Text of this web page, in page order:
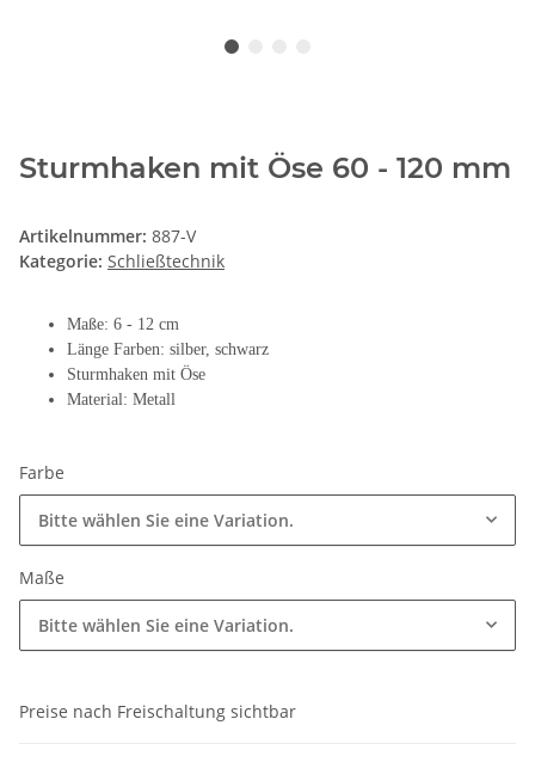
Sturmhaken mit Öse 60 - 120 mm
Artikelnummer: 887-V
Kategorie: Schließtechnik
Maße: 6 - 12 cm
Länge Farben: silber, schwarz
Sturmhaken mit Öse
Material: Metall
Farbe
Bitte wählen Sie eine Variation.
Maße
Bitte wählen Sie eine Variation.
Preise nach Freischaltung sichtbar